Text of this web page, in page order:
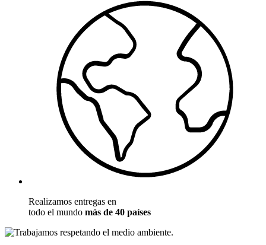
Realizamos entregas en
todo el mundo más de 40 países